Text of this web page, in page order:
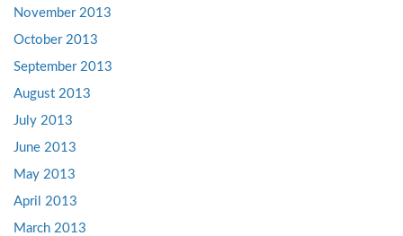
November 2013
October 2013
September 2013
August 2013
July 2013
June 2013
May 2013
April 2013
March 2013